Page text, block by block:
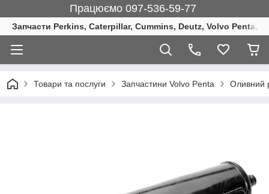
Працюємо 097-536-59-77
Запчасти Perkins, Caterpillar, Cummins, Deutz, Volvo Penta,
Товари та послуги Запчастини Volvo Penta Оливний